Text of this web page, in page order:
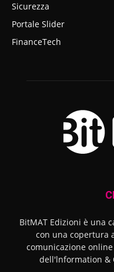
Sicurezza
Portale Slider
FinanceTech
BitMAT Edizioni è una
con una copertura
comunicazione
dell'lnformation &